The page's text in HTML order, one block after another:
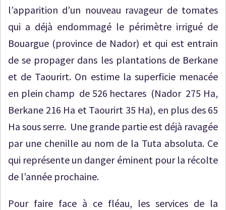
l’apparition d’un nouveau ravageur de tomates
qui a déjà endommagé le périmètre irrigué de
Bouargue (province de Nador) et qui est entrain
de se propager dans les plantations de Berkane
et de Taourirt. On estime la superficie menacée
en plein champ de 526 hectares (Nador 275 Ha,
Berkane 216 Ha et Taourirt 35 Ha), en plus des 65
Ha sous serre. Une grande partie est déjà ravagée
par une chenille au nom de la Tuta absoluta. Ce
qui représente un danger éminent pour la récolte
de l’année prochaine.
Pour faire face à ce fléau, les services de la